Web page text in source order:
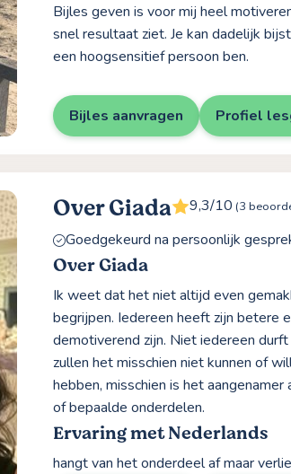
Bijles geven is voor mij heel
snel resultaat ziet. Je kan dadelijk
een hoogsensitief persoon ben.
Bijles aanvragen Profiel
Over Giada 9,3/10 (3
Goedgekeurd na persoonlijk
Over Giada
Ik weet dat het niet altijd even
begrijpen. Iedereen heeft zijn betere
demotiverend zijn. Niet iedereen
zullen het misschien niet kunnen of
hebben, misschien is het
of bepaalde onderdelen.
Ervaring met Nederlands
hangt van het onderdeel af maar